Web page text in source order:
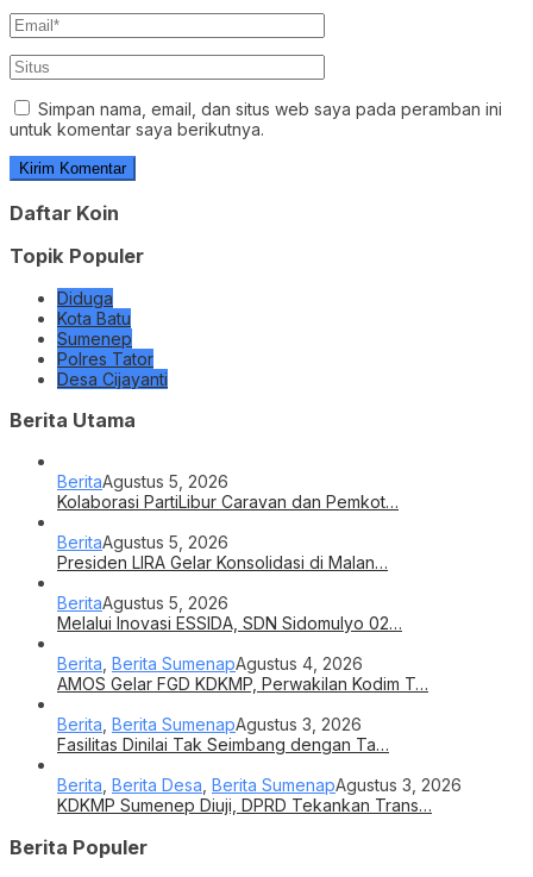
Simpan nama, email, dan situs web saya pada peramban ini
untuk komentar saya berikutnya.
Daftar Koin
Topik Populer
Diduga
Kota Batu
Sumenep
Polres Tator
Desa Cijayanti
Berita Utama
BeritaAgustus 5, 2026
Kolaborasi PartiLibur Caravan dan Pemkot…
BeritaAgustus 5, 2026
Presiden LIRA Gelar Konsolidasi di Malan…
BeritaAgustus 5, 2026
Melalui Inovasi ESSIDA, SDN Sidomulyo 02…
Berita Berita SumenapAgustus 4, 2026
AMOS Gelar FGD KDKMP, Perwakilan Kodim T…
Berita Berita SumenapAgustus 3, 2026
Fasilitas Dinilai Tak Seimbang dengan Ta…
Berita Berita Desa Berita SumenapAgustus 3, 2026
KDKMP Sumenep Diuji, DPRD Tekankan Trans…
Berita Populer